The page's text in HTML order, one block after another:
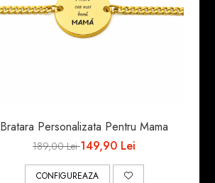
Bratara Personalizata Pentru Mama
189,00 Lei149,90 Lei
CONFIGUREAZA